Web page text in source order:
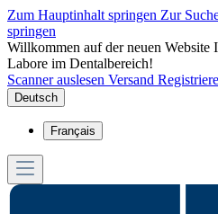
Zum Hauptinhalt springen Zur
springen
Willkommen auf der neuen Website
Labore im Dentalbereich!
Scanner auslesen Versand
Deutsch
Français